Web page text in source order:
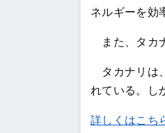
ネルギーを効
また、タカ
タカナリは
れている。し
詳しくはこち